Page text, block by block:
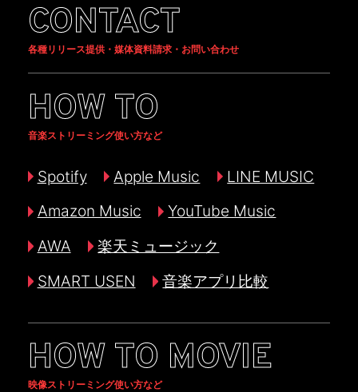
CONTACT
各種リリース提供・媒体資料請求・お問い合わせ
HOW TO
音楽ストリーミング使い方など
Spotify Apple Music
LINE MUSIC
Amazon Music
YouTube Music
AWA
楽天ミュージック
SMART USEN
音楽アプリ比較
HOW TO MOVIE
映像ストリーミング使い方など